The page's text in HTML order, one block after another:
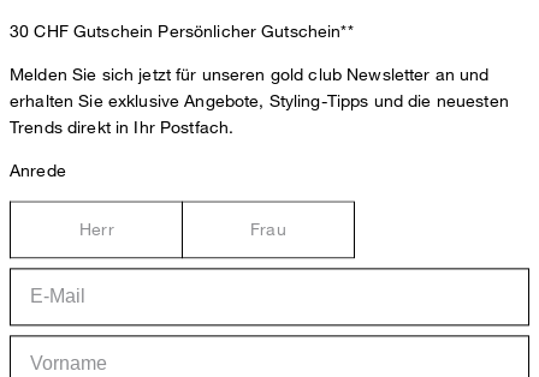
30 CHF Gutschein Persönlicher Gutschein**
Melden Sie sich jetzt für unseren gold club Newsletter an und
erhalten Sie exklusive Angebote, Styling-Tipps und die neuesten
Trends direkt in Ihr Postfach.
Anrede
Herr Frau